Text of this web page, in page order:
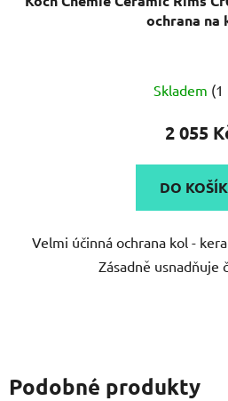
ochrana na
Skladem (1
2 055
DO
Velmi účinná ochrana kol -
Zásadně usnadňuje
Podobné produkty